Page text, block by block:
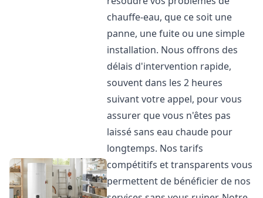
chauffe-eau, que ce soit une
panne, une fuite ou une simple
installation. Nous offrons des
délais d'intervention rapide,
souvent dans les 2 heures
suivant votre appel, pour vous
assurer que vous n'êtes pas
laissé sans eau chaude pour
longtemps. Nos tarifs
compétitifs et transparents vous
permettent de bénéficier de nos